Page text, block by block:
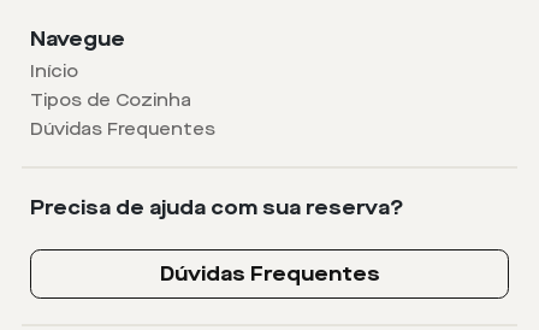
Navegue
Início
Tipos de Cozinha
Dúvidas Frequentes
Precisa de ajuda com sua reserva?
Dúvidas Frequentes